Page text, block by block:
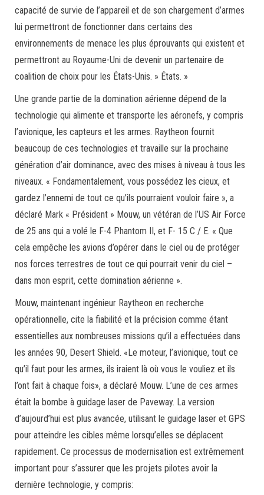
capacité de survie de l’appareil et de son chargement d’armes
lui permettront de fonctionner dans certains des
environnements de menace les plus éprouvants qui existent et
permettront au Royaume-Uni de devenir un partenaire de
coalition de choix pour les États-Unis. » États. »
Une grande partie de la domination aérienne dépend de la
technologie qui alimente et transporte les aéronefs, y compris
l’avionique, les capteurs et les armes. Raytheon fournit
beaucoup de ces technologies et travaille sur la prochaine
génération d’air dominance, avec des mises à niveau à tous les
niveaux. « Fondamentalement, vous possédez les cieux, et
gardez l’ennemi de tout ce qu’ils pourraient vouloir faire », a
déclaré Mark « Président » Mouw, un vétéran de l’US Air Force
de 25 ans qui a volé le F-4 Phantom II, et F- 15 C / E. « Que
cela empêche les avions d’opérer dans le ciel ou de protéger
nos forces terrestres de tout ce qui pourrait venir du ciel –
dans mon esprit, cette domination aérienne ».
Mouw, maintenant ingénieur Raytheon en recherche
opérationnelle, cite la fiabilité et la précision comme étant
essentielles aux nombreuses missions qu’il a effectuées dans
les années 90, Desert Shield. «Le moteur, l’avionique, tout ce
qu’il faut pour les armes, ils iraient là où vous le vouliez et ils
l’ont fait à chaque fois», a déclaré Mouw. L’une de ces armes
était la bombe à guidage laser de Paveway. La version
d’aujourd’hui est plus avancée, utilisant le guidage laser et GPS
pour atteindre les cibles même lorsqu’elles se déplacent
rapidement. Ce processus de modernisation est extrêmement
important pour s’assurer que les projets pilotes avoir la
dernière technologie, y compris: